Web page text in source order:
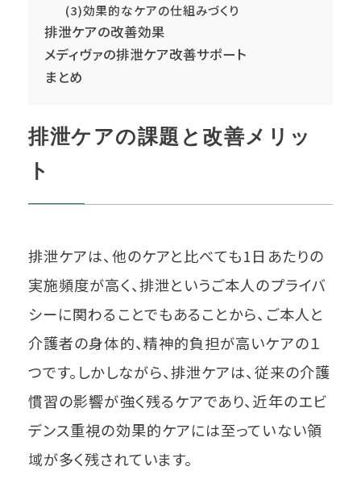
(3)効果的なケアの仕組みづくり
排泄ケアの改善効果
メディヴァの排泄ケア改善サポート
まとめ
排泄ケアの課題と改善メリッ
ト
排泄ケアは、他のケアと比べても1日あたりの
実施頻度が高く、排泄というご本人のプライバ
シーに関わることでもあることから、ご本人と
介護者の身体的、精神的負担が高いケアの１
つです。しかしながら、排泄ケアは、従来の介護
慣習の影響が強く残るケアであり、近年のエビ
デンス重視の効果的ケアには至っていない領
域が多く残されています。